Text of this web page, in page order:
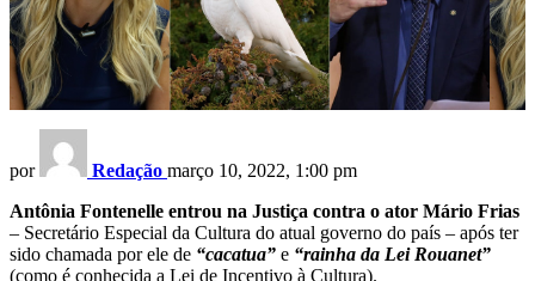
por Redação março 10, 2022, 1:00 pm
Antônia Fontenelle entrou na Justiça contra o ator Mário Frias
– Secretário Especial da Cultura do atual governo do país – após ter
sido chamada por ele de “cacatua” e “rainha da Lei Rouanet”
(como é conhecida a Lei de Incentivo à Cultura).